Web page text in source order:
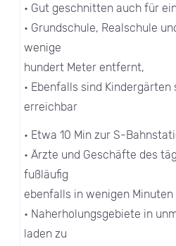
• Gut geschnitten auch für
• Grundschule, Realschule
wenige
hundert Meter entfernt,
• Ebenfalls sind
erreichbar
• Etwa 10 Min zur S-
• Ärzte und Geschäfte des
fußläufig
ebenfalls in wenigen
• Naherholungsgebiete in
laden zu